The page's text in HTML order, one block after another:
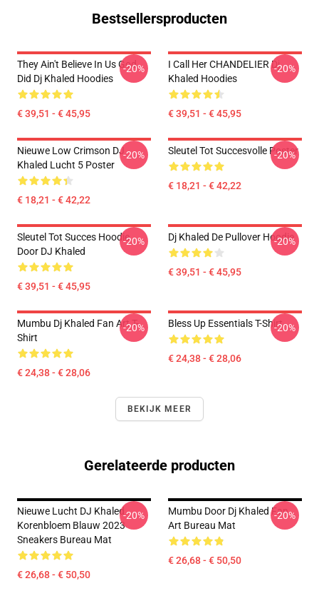
Bestsellersproducten
They Ain't Believe In Us God
Did Dj Khaled Hoodies
€ 39,51 - € 45,95
-20%
I Call Her CHANDELIER Dj
Khaled Hoodies
€ 39,51 - € 45,95
-20%
Nieuwe Low Crimson DJ
Khaled Lucht 5 Poster
€ 18,21 - € 42,22
-20% Sleutel Tot Succesvolle Poster
€ 18,21 - € 42,22
-20%
Sleutel Tot Succes Hoodie
Door DJ Khaled
€ 39,51 - € 45,95
-20% Dj Khaled De Pullover Hoodie
€ 39,51 - € 45,95
-20%
Mumbu Dj Khaled Fan Art T-
Shirt
€ 24,38 - € 28,06
-20% Bless Up Essentials T-Shirt
€ 24,38 - € 28,06
-20%
BEKIJK MEER
Gerelateerde producten
Nieuwe Lucht DJ Khaled
Korenbloem Blauw 2023
Sneakers Bureau Mat
€ 26,68 - € 50,50
-20%
Mumbu Door Dj Khaled Fan
Art Bureau Mat
€ 26,68 - € 50,50
-20%